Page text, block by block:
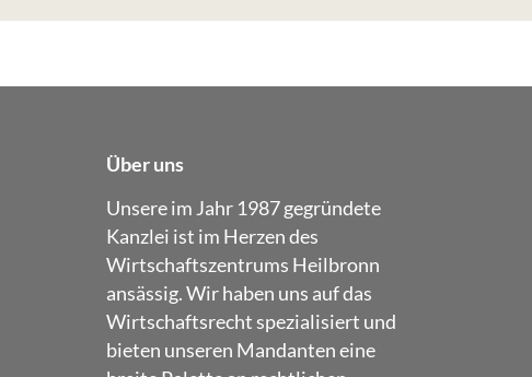
Über uns
Unsere im Jahr 1987 gegründete
Kanzlei ist im Herzen des
Wirtschaftszentrums Heilbronn
ansässig. Wir haben uns auf das
Wirtschaftsrecht spezialisiert und
bieten unseren Mandanten eine